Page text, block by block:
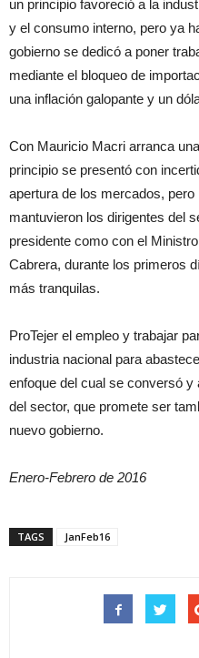
un principio favoreció a la
y el consumo interno, pero ya
gobierno se dedicó a poner
mediante el bloqueo de
una inflación galopante y un
Con Mauricio Macri arranca
principio se presentó con
apertura de los mercados,
mantuvieron los dirigentes del
presidente como con el
Cabrera, durante los primeros
más tranquilas.
ProTejer el empleo y trabajar
industria nacional para
enfoque del cual se conversó
del sector, que promete ser
nuevo gobierno.
Enero-Febrero de 2016
TAGS JanFeb16